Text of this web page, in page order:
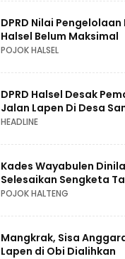
DPRD Nilai
Halsel Belum Maksimal
POJOK HALSEL
DPRD Halsel Desak
Jalan Lapen Di Desa
HEADLINE
Kades Wayabulen
Selesaikan Sengketa
POJOK HALTENG
Mangkrak, Sisa
Lapen di Obi Dialihkan